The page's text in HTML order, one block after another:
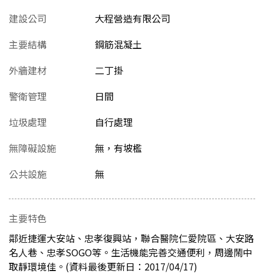
建設公司
大程營造有限公司
主要結構
鋼筋混凝土
外牆建材
二丁掛
警衛管理
日間
垃圾處理
自行處理
無障礙設施
無，有坡檻
公共設施
無
主要特色
鄰近捷運大安站、忠孝復興站，聯合醫院仁愛院區、大安路
名人巷、忠孝SOGO等。生活機能完善交通便利，周邊鬧中
取靜環境佳。(資料最後更新日：2017/04/17)